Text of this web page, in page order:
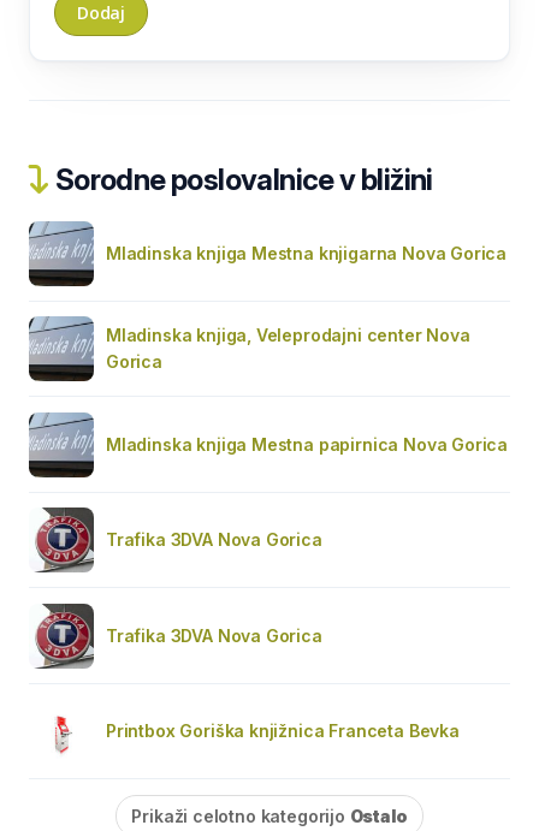
Sorodne poslovalnice v bližini
Mladinska knjiga Mestna knjigarna Nova Gorica
Mladinska knjiga, Veleprodajni center Nova
Gorica
Mladinska knjiga Mestna papirnica Nova Gorica
Trafika 3DVA Nova Gorica
Trafika 3DVA Nova Gorica
Printbox Goriška knjižnica Franceta Bevka
Prikaži celotno kategorijo Ostalo